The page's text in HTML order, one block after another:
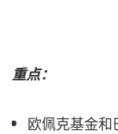
重点：
欧佩克基金